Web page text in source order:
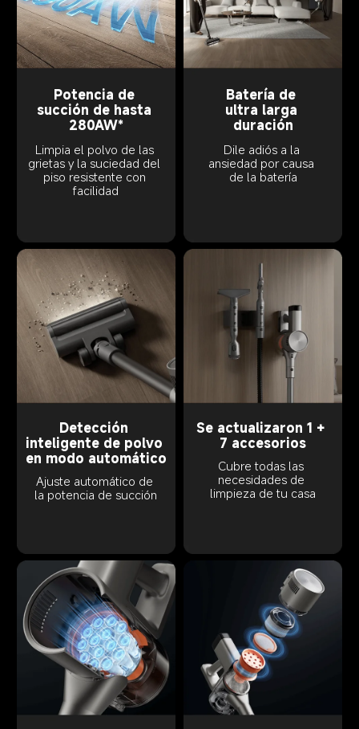
Potencia de
succión de hasta
280AW*
Limpia el polvo de las
grietas y la suciedad del
piso resistente con
facilidad
Batería de
ultra larga
duración
Dile adiós a la
ansiedad por causa
de la batería
Detección
inteligente de polvo
en modo automático
Ajuste automático de
la potencia de succión
Se actualizaron 1 +
7 accesorios
Cubre todas las
necesidades de
limpieza de tu casa